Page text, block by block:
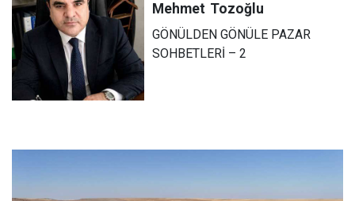
Mehmet Tozoğlu
GÖNÜLDEN GÖNÜLE PAZAR
SOHBETLERİ – 2